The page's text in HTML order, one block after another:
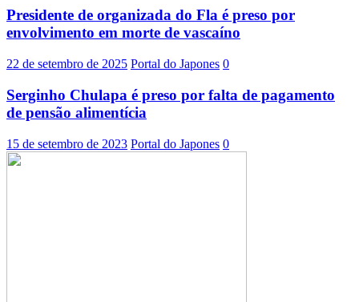
Presidente de organizada do Fla é preso por
envolvimento em morte de vascaíno
22 de setembro de 2025 Portal do Japones 0
Serginho Chulapa é preso por falta de pagamento
de pensão alimentícia
15 de setembro de 2023 Portal do Japones 0